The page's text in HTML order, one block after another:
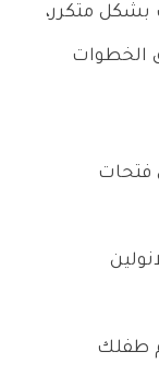
بشكل متكرر،
الخطوات
فتحات
طفلك